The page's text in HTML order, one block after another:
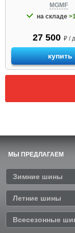
MGMF
на складе
27 500 ₽ /
купить
МЫ ПРЕДЛАГАЕМ
Зимние шины
Летние шины
Всесезонные